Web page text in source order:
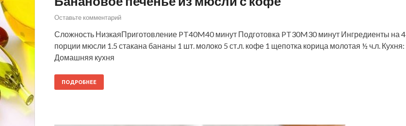
Оставьте комментарий
Сложность НизкаяПриготовление PT40M40 минут Подготовка PT30M30 минут Ингредиенты на 4
порции мюсли 1.5 стакана бананы 1 шт. молоко 5 ст.л. кофе 1 щепотка корица молотая ½ ч.л. Кухня:
Домашняя кухня
ПОДРОБНЕЕ